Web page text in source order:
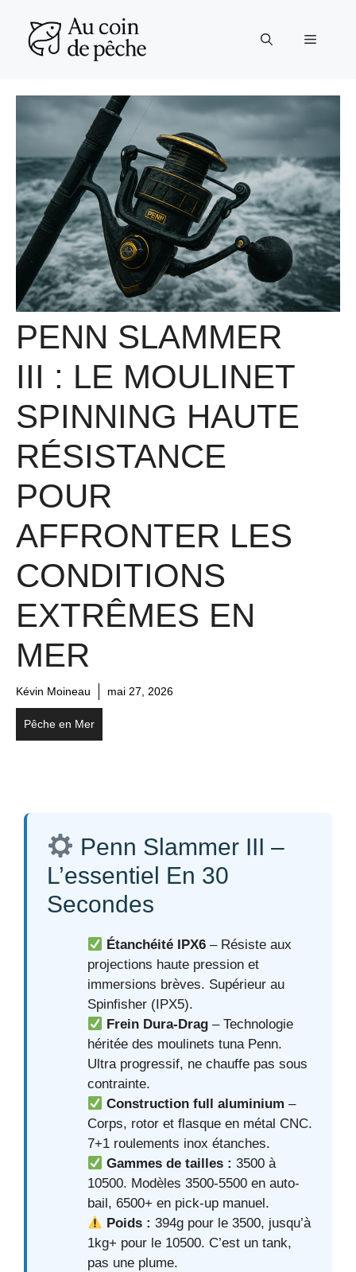
contenu
Menu
PENN SLAMMER
III : LE MOULINET
SPINNING HAUTE
RÉSISTANCE
POUR
AFFRONTER LES
CONDITIONS
EXTRÊMES EN
MER
Kévin Moineau mai 27, 2026
Pêche en Mer
Penn Slammer III –
L’essentiel En 30
Secondes
Étanchéité IPX6 – Résiste aux
projections haute pression et
immersions brèves. Supérieur au
Spinfisher (IPX5).
Frein Dura-Drag – Technologie
héritée des moulinets tuna Penn.
Ultra progressif, ne chauffe pas sous
contrainte.
Construction full aluminium –
Corps, rotor et flasque en métal CNC.
7+1 roulements inox étanches.
Gammes de tailles : 3500 à
10500. Modèles 3500-5500 en auto-
bail, 6500+ en pick-up manuel.
Poids : 394g pour le 3500, jusqu’à
1kg+ pour le 10500. C’est un tank,
pas une plume.